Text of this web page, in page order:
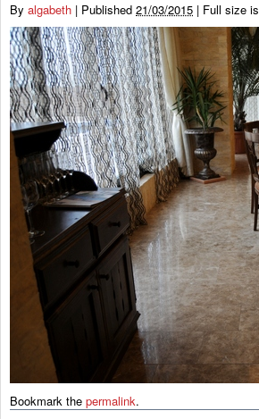
By algabeth | Published 21/03/2015 | Full size is
Bookmark the permalink.